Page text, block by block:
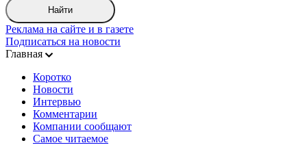
Найти
Реклама на сайте и в газете
Подписаться на новости
Главная
Коротко
Новости
Интервью
Комментарии
Компании сообщают
Самое читаемое